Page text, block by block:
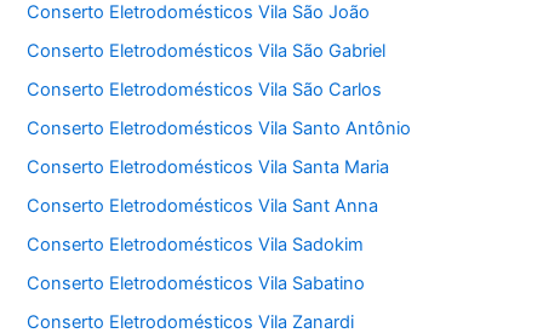
Conserto Eletrodomésticos Vila São João
Conserto Eletrodomésticos Vila São Gabriel
Conserto Eletrodomésticos Vila São Carlos
Conserto Eletrodomésticos Vila Santo Antônio
Conserto Eletrodomésticos Vila Santa Maria
Conserto Eletrodomésticos Vila Sant Anna
Conserto Eletrodomésticos Vila Sadokim
Conserto Eletrodomésticos Vila Sabatino
Conserto Eletrodomésticos Vila Zanardi